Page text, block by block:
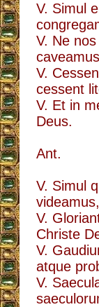
V. Simul
V. Ne
V.
cessent
V. Et in
Deus.
Ant.
V. Simul
videamus,
V.
Christe
V.
atque
V.